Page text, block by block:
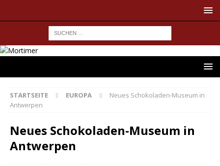
STARTSEITE EUROPA
Neues Schokoladen-Museum in
Antwerpen
Neues Schokoladen-Museum in
Antwerpen